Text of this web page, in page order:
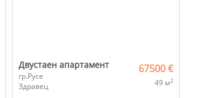
Двустаен апартамент
гр.Русе
Здравец
67500 €
49 м2